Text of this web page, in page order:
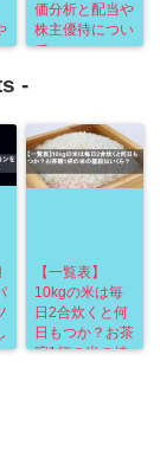
価分析と配当や
株主優待につい
て
-
【一覧表】
10kgの米は毎
日2合炊くと何
日もつか？お茶
碗1杯の米の値